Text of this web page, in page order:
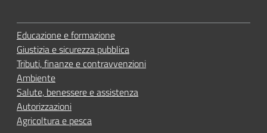
Educazione e formazione
Giustizia e sicurezza pubblica
Tributi, finanze e contravvenzioni
Ambiente
Salute, benessere e assistenza
Autorizzazioni
Agricoltura e pesca